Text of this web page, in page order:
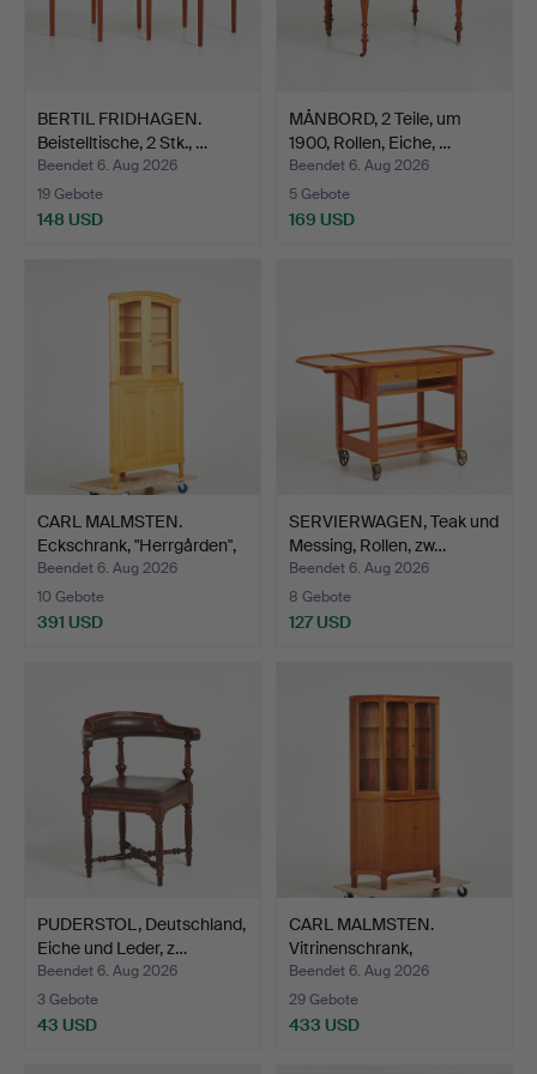
BERTIL FRIDHAGEN.
Beistelltische, 2 Stk., …
Beendet 6. Aug 2026
19 Gebote
148 USD
MÅNBORD, 2 Teile, um
1900, Rollen, Eiche, …
Beendet 6. Aug 2026
5 Gebote
169 USD
CARL MALMSTEN.
Eckschrank, "Herrgården",
K…
Beendet 6. Aug 2026
10 Gebote
391 USD
SERVIERWAGEN, Teak und
Messing, Rollen, zw…
Beendet 6. Aug 2026
8 Gebote
127 USD
PUDERSTOL, Deutschland,
Eiche und Leder, z…
Beendet 6. Aug 2026
3 Gebote
43 USD
CARL MALMSTEN.
Vitrinenschrank,
"Undantage…
Beendet 6. Aug 2026
29 Gebote
433 USD